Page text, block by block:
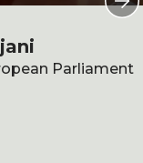
Parliament